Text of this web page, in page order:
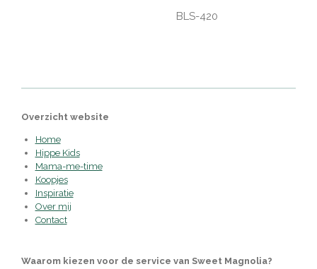
BLS-420
Overzicht website
Home
Hippe Kids
Mama-me-time
Koopjes
Inspiratie
Over mij
Contact
Waarom kiezen voor de service van Sweet Magnolia?